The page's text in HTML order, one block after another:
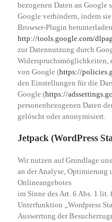
bezogenen Daten an Google
Google verhindern, indem
Browser-Plugin
http://tools.google.com/
zur Datennutzung durch
Widerspruchsmöglichkeiten,
von Google (https://
den Einstellungen für die
Google (https://
personenbezogenen Daten
gelöscht oder anonymisiert.
Jetpack (WordPress
Wir nutzen auf Grundlage
an der Analyse, Optimierung
Onlineangebotes
im Sinne des Art. 6 Abs. 1 lit.
Unterfunktion „Wordpress
Auswertung der